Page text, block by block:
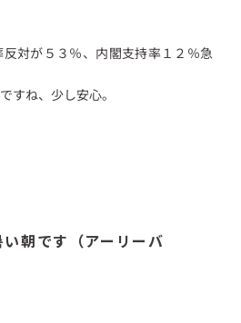
対が５３％、内閣支持率１２％急
すね、少し安心。
朝です（アーリーバ